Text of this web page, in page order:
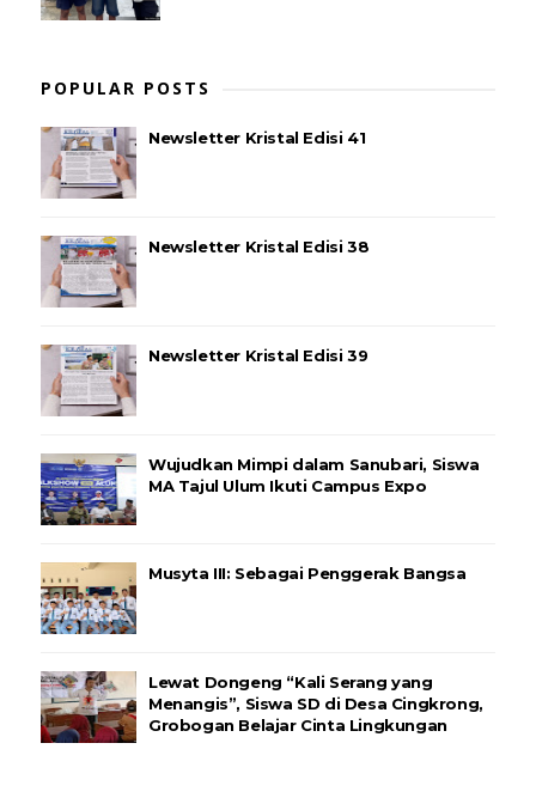
POPULAR POSTS
Newsletter Kristal Edisi 41
Newsletter Kristal Edisi 38
Newsletter Kristal Edisi 39
Wujudkan Mimpi dalam Sanubari, Siswa
MA Tajul Ulum Ikuti Campus Expo
Musyta III: Sebagai Penggerak Bangsa
Lewat Dongeng “Kali Serang yang
Menangis”, Siswa SD di Desa Cingkrong,
Grobogan Belajar Cinta Lingkungan